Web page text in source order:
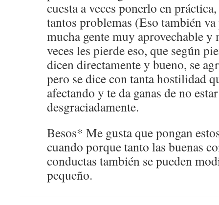
cuesta a veces ponerlo en
tantos problemas (Eso también
mucha gente muy aprovechable y
veces les pierde eso, que según
dicen directamente y bueno, se
pero se dice con tanta hostilidad
afectando y te da ganas de no
desgraciadamente.
Besos* Me gusta que pongan
cuando porque tanto las buenas
conductas también se pueden
pequeño.